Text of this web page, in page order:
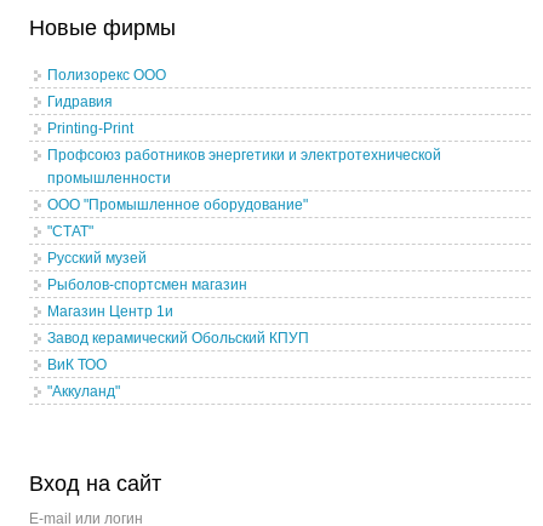
Новые фирмы
Полизорекс ООО
Гидравия
Printing-Print
Профсоюз работников энергетики и электротехнической
промышленности
ООО "Промышленное оборудование"
"СТАТ"
Русский музей
Рыболов-спортсмен магазин
Магазин Центр 1и
Завод керамический Обольский КПУП
ВиК ТОО
"Аккуланд"
Вход на сайт
E-mail или логин